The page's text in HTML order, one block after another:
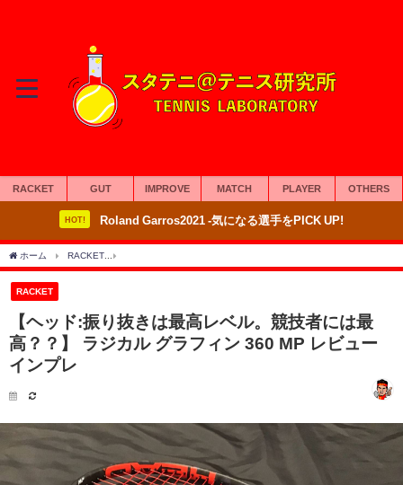
RACKET GUT IMPROVE MATCH PLAYER OTHERS
HOT! Roland Garros2021 -気になる選手をPICK UP!
ホーム RACKET
RACKET
【ヘッド:振り抜きは最高レベル。競技者には最
高？？】 ラジカル グラフィン 360 MP レビュー
インプレ